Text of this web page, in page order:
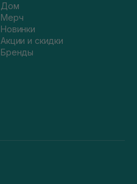
Дом
Мерч
Новинки
Акции и скидки
Бренды